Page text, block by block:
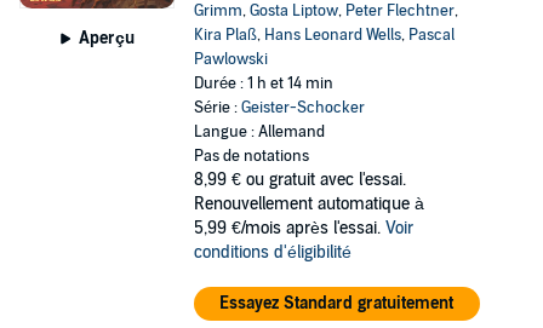
Aperçu
Grimm,Gosta Liptow, Peter Flechtner,
Kira Plaß, Hans Leonard Wells, Pascal
Pawlowski
Durée : 1 h et 14 min
Série :Geister-Schocker
Langue : Allemand
Pas de notations
8,99 € ou gratuit avec l'essai.
Renouvellement automatique à
5,99 €/mois après l'essai. Voir
conditions d'éligibilité
Essayez Standard gratuitement